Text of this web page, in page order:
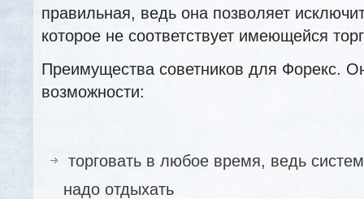
правильная, ведь она позволяет
которое не соответствует имеющейся
Преимущества советников для Форекс.
возможности:
торговать в любое время, ведь
надо отдыхать